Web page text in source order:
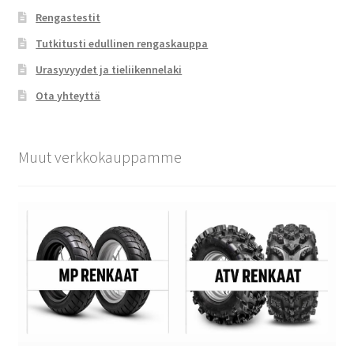
Rengastestit
Tutkitusti edullinen rengaskauppa
Urasyvyydet ja tieliikennelaki
Ota yhteyttä
Muut verkkokauppamme